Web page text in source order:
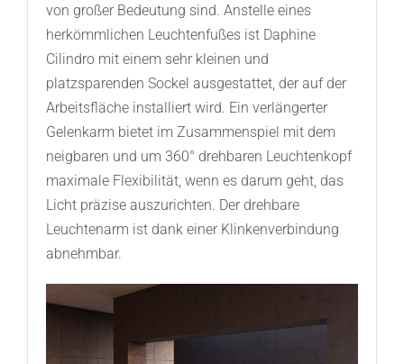
von großer Bedeutung sind. Anstelle eines
herkömmlichen Leuchtenfußes ist Daphine
Cilindro mit einem sehr kleinen und
platzsparenden Sockel ausgestattet, der auf der
Arbeitsfläche installiert wird. Ein verlängerter
Gelenkarm bietet im Zusammenspiel mit dem
neigbaren und um 360° drehbaren Leuchtenkopf
maximale Flexibilität, wenn es darum geht, das
Licht präzise auszurichten. Der drehbare
Leuchtenarm ist dank einer Klinkenverbindung
abnehmbar.